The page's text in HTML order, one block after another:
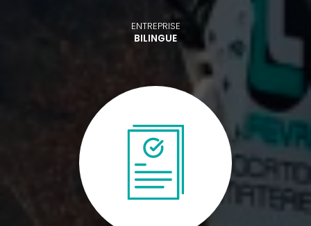
ENTREPRISE
BILINGUE